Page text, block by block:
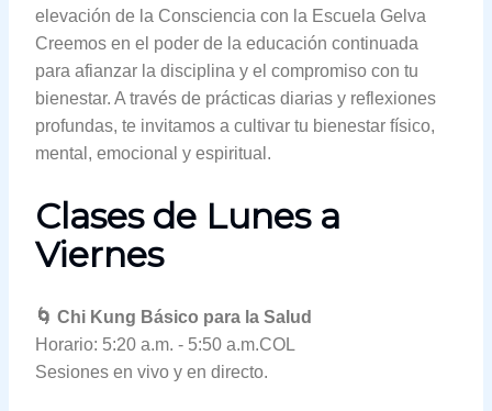
elevación de la Consciencia con la Escuela Gelva
Creemos en el poder de la educación continuada
para afianzar la disciplina y el compromiso con tu
bienestar. A través de prácticas diarias y reflexiones
profundas, te invitamos a cultivar tu bienestar físico,
mental, emocional y espiritual.
Clases de Lunes a
Viernes
🌀 Chi Kung Básico para la Salud
Horario: 5:20 a.m. - 5:50 a.m.COL
Sesiones en vivo y en directo.